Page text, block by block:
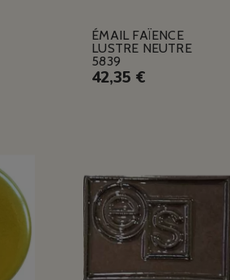
ÉMAIL FAÏENCE
LUSTRE NEUTRE
5839
42,35 €